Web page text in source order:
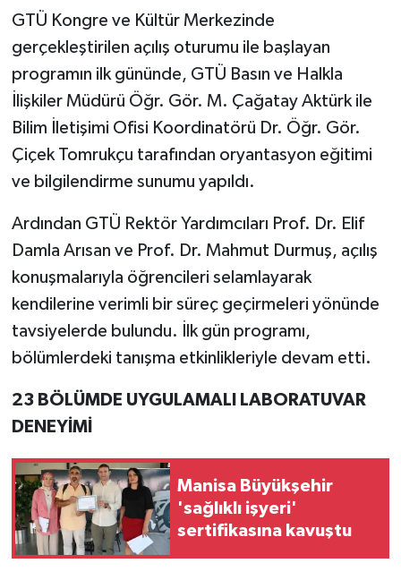
GTÜ Kongre ve Kültür Merkezinde
gerçekleştirilen açılış oturumu ile başlayan
programın ilk gününde, GTÜ Basın ve Halkla
İlişkiler Müdürü Öğr. Gör. M. Çağatay Aktürk ile
Bilim İletişimi Ofisi Koordinatörü Dr. Öğr. Gör.
Çiçek Tomrukçu tarafından oryantasyon eğitimi
ve bilgilendirme sunumu yapıldı.
Ardından GTÜ Rektör Yardımcıları Prof. Dr. Elif
Damla Arısan ve Prof. Dr. Mahmut Durmuş, açılış
konuşmalarıyla öğrencileri selamlayarak
kendilerine verimli bir süreç geçirmeleri yönünde
tavsiyelerde bulundu. İlk gün programı,
bölümlerdeki tanışma etkinlikleriyle devam etti.
23 BÖLÜMDE UYGULAMALI LABORATUVAR
DENEYİMİ
Manisa Büyükşehir
'sağlıklı işyeri'
sertifikasına kavuştu